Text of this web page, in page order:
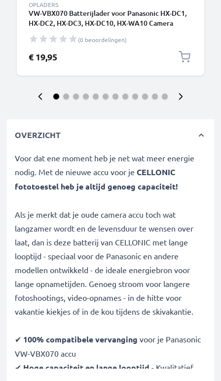
OPLADERS
VW-VBX070 Batterijlader voor Panasonic HX-DC1,
HX-DC2, HX-DC3, HX-DC10, HX-WA10 Camera
Accu's van CELLONIC
(0 beoordelingen)
€ 19,95
OVERZICHT
Voor dat ene moment heb je net wat meer energie
nodig. Met de nieuwe accu voor je CELLONIC
fototoestel heb je altijd genoeg capaciteit!
Als je merkt dat je oude camera accu toch wat
langzamer wordt en de levensduur te wensen over
laat, dan is deze batterij van CELLONIC met lange
looptijd - speciaal voor de Panasonic en andere
modellen ontwikkeld - de ideale energiebron voor
lange opnametijden. Genoeg stroom voor langere
fotoshootings, video-opnames - in de hitte voor
vakantie kiekjes of in de kou tijdens de skivakantie.
✔ 100% compatibele vervanging voor je Panasonic
VW-VBX070 accu
✔ Hoge capaciteit en lange looptijd - Kwalitatief